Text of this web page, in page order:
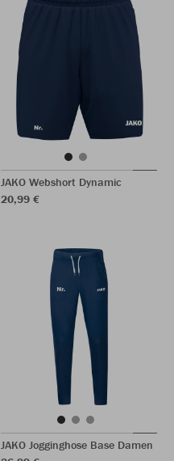
JAKO Webshort Dynamic
20,99 €
JAKO Jogginghose Base Damen